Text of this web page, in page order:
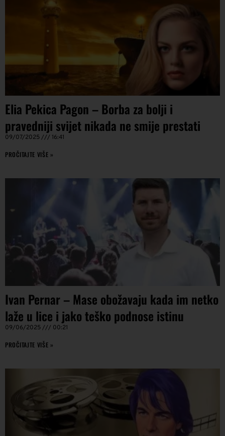
Elia Pekica Pagon – Borba za bolji i
pravedniji svijet nikada ne smije prestati
09/07/2025 16:41
PROČITAJTE VIŠE »
Ivan Pernar – Mase obožavaju kada im netko
laže u lice i jako teško podnose istinu
09/06/2025 00:21
PROČITAJTE VIŠE »